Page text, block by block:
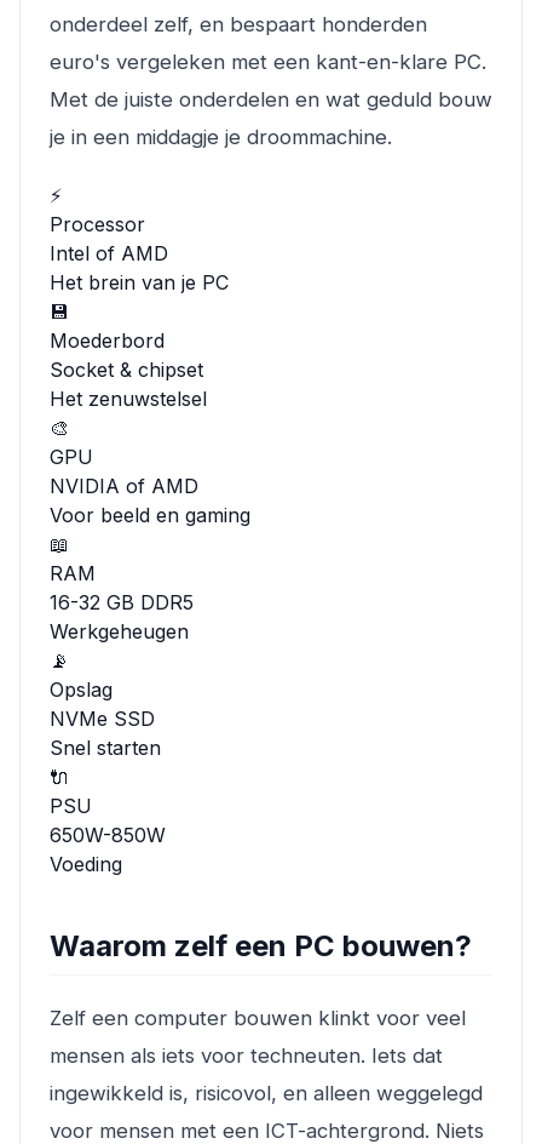
onderdeel zelf, en bespaart honderden
euro's vergeleken met een kant-en-klare PC.
Met de juiste onderdelen en wat geduld bouw
je in een middagje je droommachine.
⚡
Processor
Intel of AMD
Het brein van je PC
💾
Moederbord
Socket & chipset
Het zenuwstelsel
🎨
GPU
NVIDIA of AMD
Voor beeld en gaming
📖
RAM
16-32 GB DDR5
Werkgeheugen
📡
Opslag
NVMe SSD
Snel starten
🔌
PSU
650W-850W
Voeding
Waarom zelf een PC bouwen?
Zelf een computer bouwen klinkt voor veel
mensen als iets voor techneuten. Iets dat
ingewikkeld is, risicovol, en alleen weggelegd
voor mensen met een ICT-achtergrond. Niets